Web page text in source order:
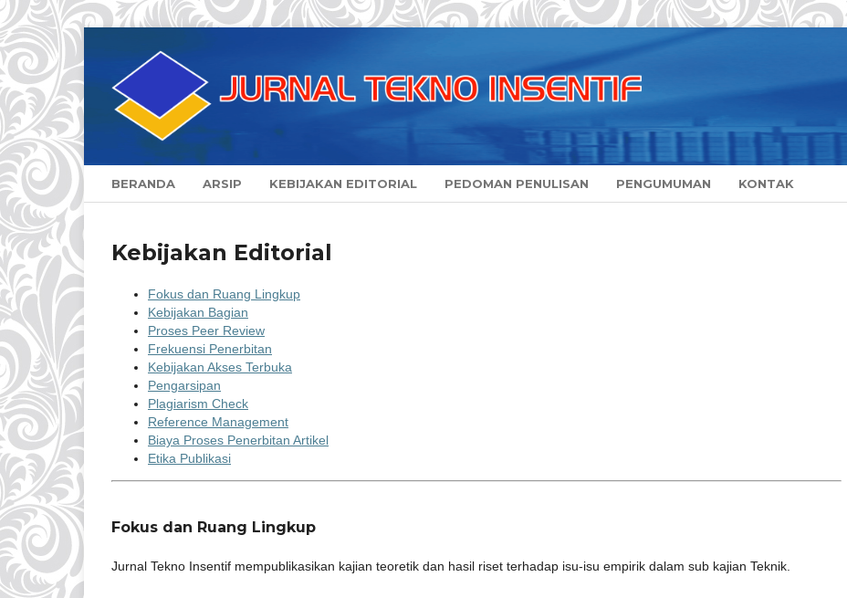
BERANDA ARSIP KEBIJAKAN EDITORIAL PEDOMAN PENULISAN PENGUMUMAN KONTAK
Kebijakan Editorial
Fokus dan Ruang Lingkup
Kebijakan Bagian
Proses Peer Review
Frekuensi Penerbitan
Kebijakan Akses Terbuka
Pengarsipan
Plagiarism Check
Reference Management
Biaya Proses Penerbitan Artikel
Etika Publikasi
Fokus dan Ruang Lingkup
Jurnal Tekno Insentif mempublikasikan kajian teoretik dan hasil riset terhadap isu-isu empirik dalam sub kajian Teknik.